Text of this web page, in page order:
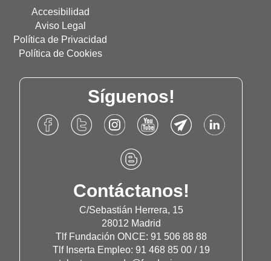
Accesibilidad
Aviso Legal
Política de Privacidad
Política de Cookies
Síguenos!
Accede
al
Accede
al
Once
Accede
al
Instagram
Once
Accede
al
de
de
Fundación
Once
Accede
al
de
Fundación
Once
Accede
al
Accede
al
Blog
de
Fundación
Once
Contáctanos!
C/Sebastián Herrera, 15
28012 Madrid
Tlf Fundación ONCE: 91 506 88 88
Tlf Inserta Empleo: 91 468 85 00 / 19